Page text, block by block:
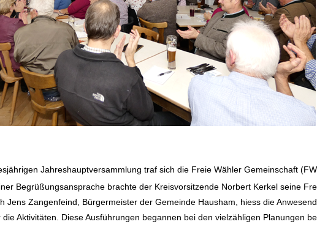
Jahreshauptversammlung traf sich die Freie Wähler Gemeinschaft
Begrüßungsansprache brachte der Kreisvorsitzende Norbert Kerkel seine
Jens Zangenfeind, Bürgermeister der Gemeinde Hausham, hiess die
Aktivitäten. DieseAusführungen begannen bei den vielzähligen Planungen